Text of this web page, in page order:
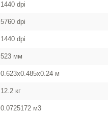
1440 dpi
5760 dpi
1440 dpi
523 мм
0.623x0.485x0.24 м
12.2 кг
0.0725172 м3